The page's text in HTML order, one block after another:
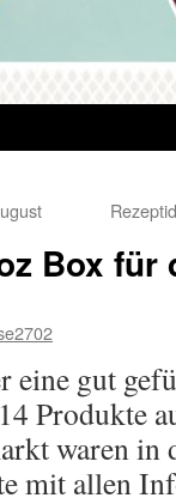
Box für
eine gut
Produkte
waren
mit allen